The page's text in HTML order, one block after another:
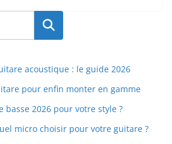
Rechercher
acoustique : le guide 2026
pour enfin monter en gamme
basse 2026 pour votre style ?
micro choisir pour votre guitare ?